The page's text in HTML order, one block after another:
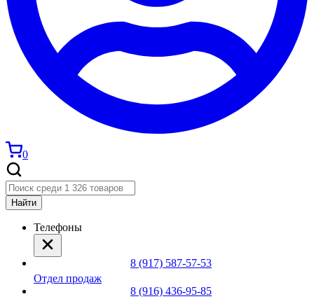
0
Найти
Телефоны
8 (917) 587-57-53
Отдел продаж
8 (916) 436-95-85